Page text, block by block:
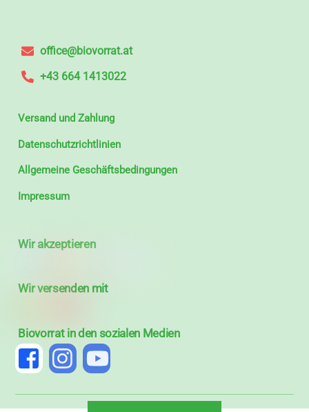
office@biovorrat.at
+43 664 1413022
Versand und Zahlung
Datenschutzrichtlinien
Allgemeine Geschäftsbedingungen
Impressum
Wir akzeptieren
Wir versenden mit
Biovorrat in den sozialen Medien